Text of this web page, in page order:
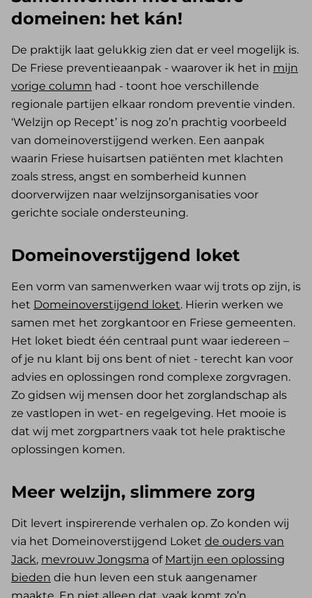
domeinen: het kán!
De praktijk laat gelukkig zien dat er veel mogelijk is.
De Friese preventieaanpak - waarover ik het in mijn
vorige column had - toont hoe verschillende
regionale partijen elkaar rondom preventie vinden.
‘Welzijn op Recept’ is nog zo’n prachtig voorbeeld
van domeinoverstijgend werken. Een aanpak
waarin Friese huisartsen patiënten met klachten
zoals stress, angst en somberheid kunnen
doorverwijzen naar welzijnsorganisaties voor
gerichte sociale ondersteuning.
Domeinoverstijgend loket
Een vorm van samenwerken waar wij trots op zijn, is
het Domeinoverstijgend loket. Hierin werken we
samen met het zorgkantoor en Friese gemeenten.
Het loket biedt één centraal punt waar iedereen –
of je nu klant bij ons bent of niet - terecht kan voor
advies en oplossingen rond complexe zorgvragen.
Zo gidsen wij mensen door het zorglandschap als
ze vastlopen in wet- en regelgeving. Het mooie is
dat wij met zorgpartners vaak tot hele praktische
oplossingen komen.
Meer welzijn, slimmere zorg
Dit levert inspirerende verhalen op. Zo konden wij
via het Domeinoverstijgend Loket de ouders van
Jack, mevrouw Jongsma of Martijn een oplossing
bieden die hun leven een stuk aangenamer